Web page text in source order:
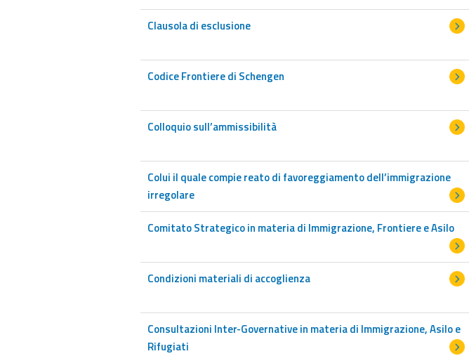
Clausola di esclusione
Codice Frontiere di Schengen
Colloquio sull’ammissibilità
Colui il quale compie reato di favoreggiamento dell’immigrazione
irregolare
Comitato Strategico in materia di Immigrazione, Frontiere e Asilo
Condizioni materiali di accoglienza
Consultazioni Inter-Governative in materia di Immigrazione, Asilo e
Rifugiati